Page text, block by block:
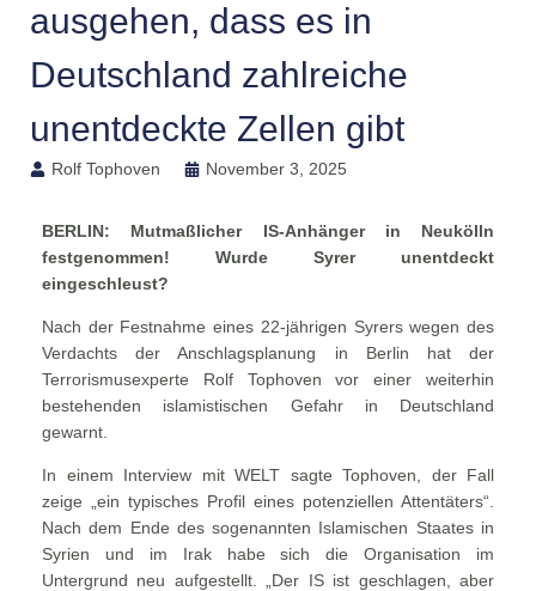
ausgehen, dass es in
Deutschland zahlreiche
unentdeckte Zellen gibt
Rolf Tophoven November 3, 2025
BERLIN: Mutmaßlicher IS-Anhänger in Neukölln
festgenommen! Wurde Syrer unentdeckt
eingeschleust?
Nach der Festnahme eines 22-jährigen Syrers wegen des
Verdachts der Anschlagsplanung in Berlin hat der
Terrorismusexperte Rolf Tophoven vor einer weiterhin
bestehenden islamistischen Gefahr in Deutschland
gewarnt.
In einem Interview mit WELT sagte Tophoven, der Fall
zeige „ein typisches Profil eines potenziellen Attentäters“.
Nach dem Ende des sogenannten Islamischen Staates in
Syrien und im Irak habe sich die Organisation im
Untergrund neu aufgestellt. „Der IS ist geschlagen, aber